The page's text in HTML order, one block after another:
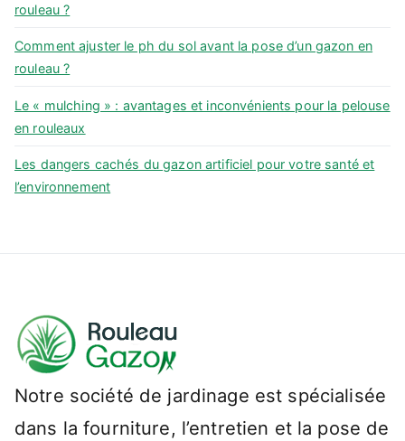
rouleau ?
Comment ajuster le ph du sol avant la pose d’un gazon en
rouleau ?
Le « mulching » : avantages et inconvénients pour la pelouse
en rouleaux
Les dangers cachés du gazon artificiel pour votre santé et
l’environnement
Notre société de jardinage est spécialisée
dans la fourniture, l’entretien et la pose de